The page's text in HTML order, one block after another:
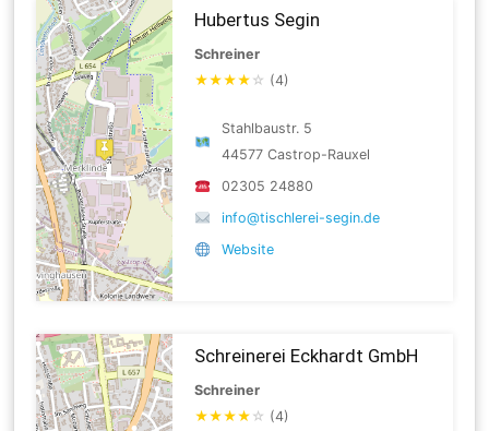
Hubertus Segin
Schreiner
★★★★ ☆ (4)
Stahlbaustr. 5
44577 Castrop-Rauxel
02305 24880
info@tischlerei-segin.de
Website
Schreinerei Eckhardt GmbH
Schreiner
★★★★ ☆ (4)